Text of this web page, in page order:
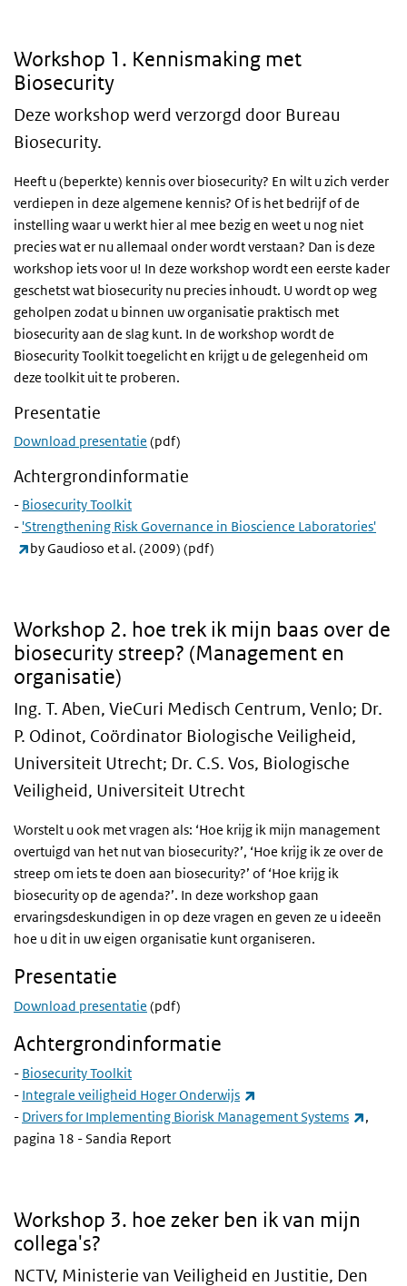
Workshop 1. Kennismaking met
Biosecurity
Deze workshop werd verzorgd door Bureau
Biosecurity.
Heeft u (beperkte) kennis over biosecurity? En wilt u zich verder
verdiepen in deze algemene kennis? Of is het bedrijf of de
instelling waar u werkt hier al mee bezig en weet u nog niet
precies wat er nu allemaal onder wordt verstaan? Dan is deze
workshop iets voor u! In deze workshop wordt een eerste kader
geschetst wat biosecurity nu precies inhoudt. U wordt op weg
geholpen zodat u binnen uw organisatie praktisch met
biosecurity aan de slag kunt. In de workshop wordt de
Biosecurity Toolkit toegelicht en krijgt u de gelegenheid om
deze toolkit uit te proberen.
Presentatie
Download presentatie (pdf)
Achtergrondinformatie
- Biosecurity Toolkit
- 'Strengthening Risk Governance in Bioscience Laboratories'
(externe link)
by Gaudioso et al. (2009) (pdf)
Workshop 2. hoe trek ik mijn baas over de
biosecurity streep? (Management en
organisatie)
Ing. T. Aben, VieCuri Medisch Centrum, Venlo; Dr.
P. Odinot, Coördinator Biologische Veiligheid,
Universiteit Utrecht; Dr. C.S. Vos, Biologische
Veiligheid, Universiteit Utrecht
Worstelt u ook met vragen als: ‘Hoe krijg ik mijn management
overtuigd van het nut van biosecurity?’, ‘Hoe krijg ik ze over de
streep om iets te doen aan biosecurity?’ of ‘Hoe krijg ik
biosecurity op de agenda?’. In deze workshop gaan
ervaringsdeskundigen in op deze vragen en geven ze u ideeën
hoe u dit in uw eigen organisatie kunt organiseren.
Presentatie
Download presentatie (pdf)
Achtergrondinformatie
- Biosecurity Toolkit
- Integrale veiligheid Hoger Onderwijs
- Drivers for Implementing Biorisk Management Systems
,
pagina 18 - Sandia Report
Workshop 3. hoe zeker ben ik van mijn
collega's?
NCTV, Ministerie van Veiligheid en Justitie, Den